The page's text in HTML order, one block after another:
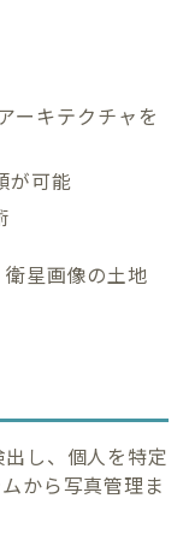
ーキテクチャを
が可能
衛星画像の土地
し、個人を特定
から写真管理ま